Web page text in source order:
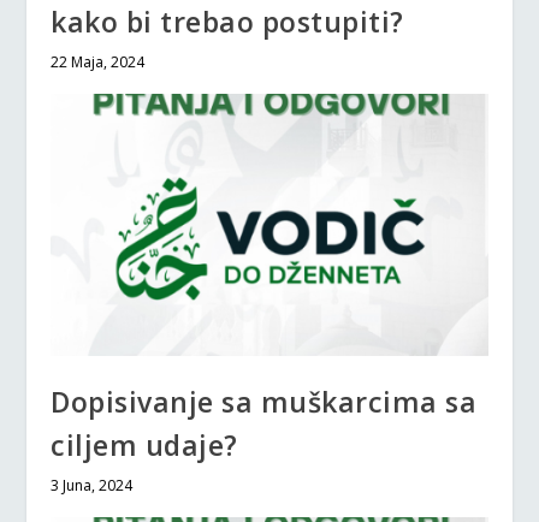
kako bi trebao postupiti?
22 Maja, 2024
Dopisivanje sa muškarcima sa
ciljem udaje?
3 Juna, 2024